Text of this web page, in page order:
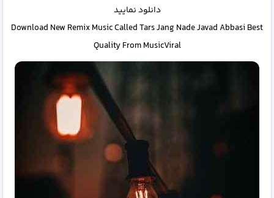
دانلود نمایید
Download New Remix Music Called Tars Jang Nade Javad Abbasi Best
Quality From MusicViral